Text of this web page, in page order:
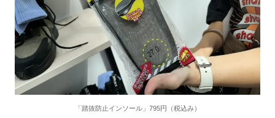
「踏抜防止インソール」795円（税込み）